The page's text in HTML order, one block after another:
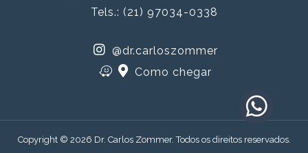
Tels.: (21) 97034-0338
@dr.carloszommer
Como chegar
Copyright © 2026 Dr. Carlos Zommer. Todos os direitos reservados.